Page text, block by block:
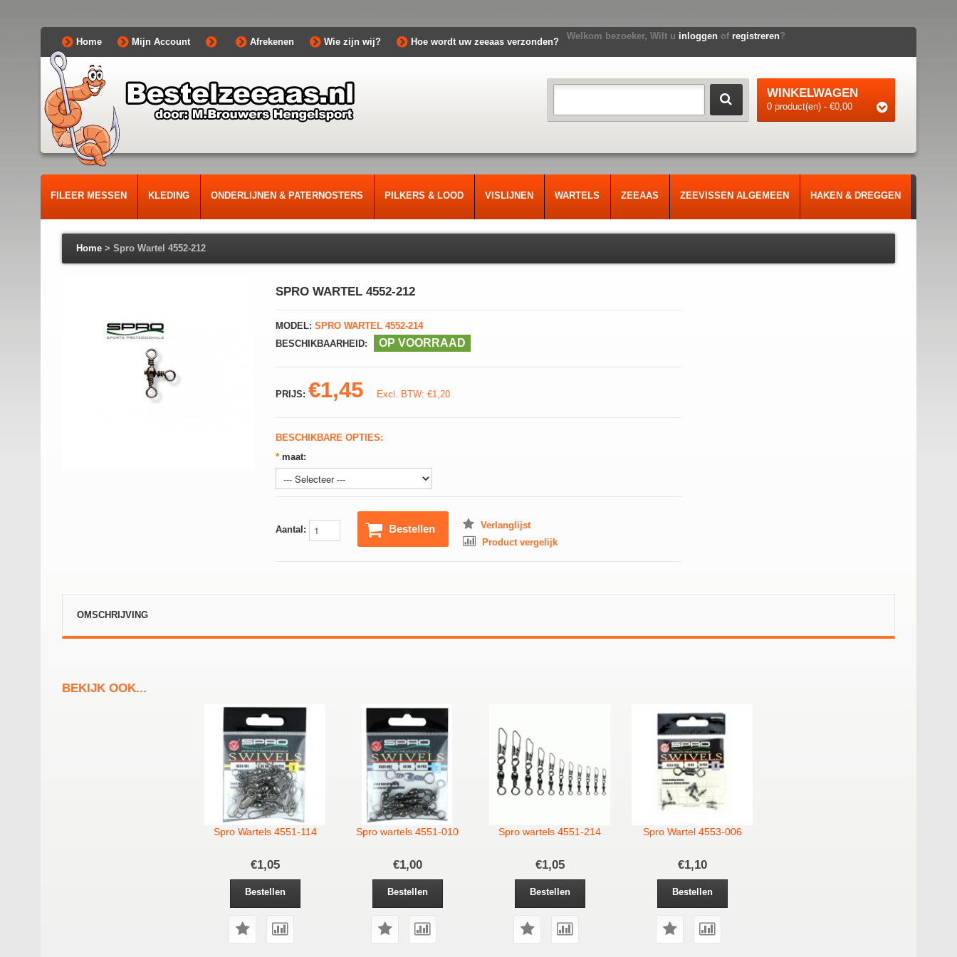
Home Mijn Account Afrekenen Wie zijn wij? Hoe wordt uw zeeaas verzonden?
Welkom bezoeker, Wilt u inloggen of registreren?
WINKELWAGEN
0 product(en) - €0,00
FILEER MESSEN KLEDING ONDERLIJNEN & PATERNOSTERS PILKERS & LOOD VISLIJNEN WARTELS ZEEAAS ZEEVISSEN ALGEMEEN HAKEN & DREGGEN
Home > Spro Wartel 4552-212
SPRO WARTEL 4552-212
MODEL: SPRO WARTEL 4552-214
BESCHIKBAARHEID:
OP VOORRAAD
PRIJS: €1,45 Excl. BTW: €1,20
BESCHIKBARE OPTIES:
* maat:
Aantal: Bestellen
Verlanglijst
Product vergelijk
OMSCHRIJVING
BEKIJK OOK...
Spro Wartels 4551-114
€1,05
Bestellen
Spro wartels 4551-010
€1,00
Bestellen
Spro wartels 4551-214
€1,05
Bestellen
Spro Wartel 4553-006
€1,10
Bestellen